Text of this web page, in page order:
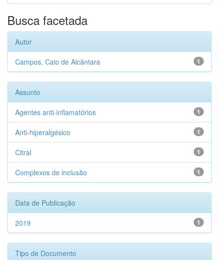
Busca facetada
Autor
1
Campos, Caio de Alcântara
Assunto
1
Agentes anti-inflamatórios
1
Anti-hiperalgésico
1
Citral
1
Complexos de inclusão
Data de Publicação
1
2019
Tipo de Documento